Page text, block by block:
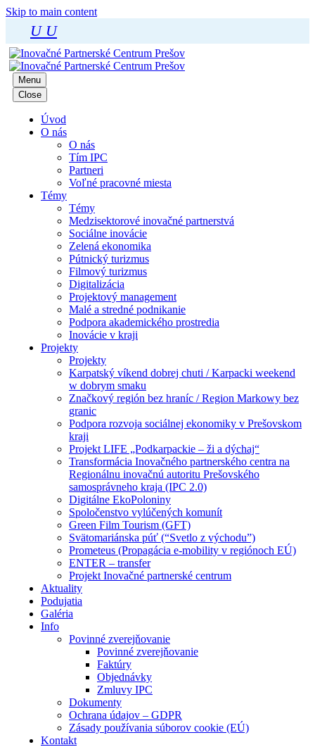
Skip to main content
U U
Menu
Close
Úvod
O nás
O nás
Tím IPC
Partneri
Voľné pracovné miesta
Témy
Témy
Medzisektorové inovačné partnerstvá
Sociálne inovácie
Zelená ekonomika
Pútnický turizmus
Filmový turizmus
Digitalizácia
Projektový management
Malé a stredné podnikanie
Podpora akademického prostredia
Inovácie v kraji
Projekty
Projekty
Karpatský víkend dobrej chuti / Karpacki weekend
w dobrym smaku
Značkový región bez hraníc / Region Markowy bez
granic
Podpora rozvoja sociálnej ekonomiky v Prešovskom
kraji
Projekt LIFE „Podkarpackie – ži a dýchaj“
Transformácia Inovačného partnerského centra na
Regionálnu inovačnú autoritu Prešovského
samosprávneho kraja (IPC 2.0)
Digitálne EkoPoloniny
Spoločenstvo vylúčených komunít
Green Film Tourism (GFT)
Svätomariánska púť (“Svetlo z východu”)
Prometeus (Propagácia e-mobility v regiónoch EÚ)
ENTER – transfer
Projekt Inovačné partnerské centrum
Aktuality
Podujatia
Galéria
Info
Povinné zverejňovanie
Povinné zverejňovanie
Faktúry
Objednávky
Zmluvy IPC
Dokumenty
Ochrana údajov – GDPR
Zásady používania súborov cookie (EÚ)
Kontakt